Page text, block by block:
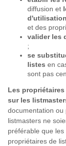
diffusion et
d'utilisation
et des
valider les
;
se
listes en
sont pas
Les
sur les
documentation ou
listmasters ne
préférable que
propriétaires de